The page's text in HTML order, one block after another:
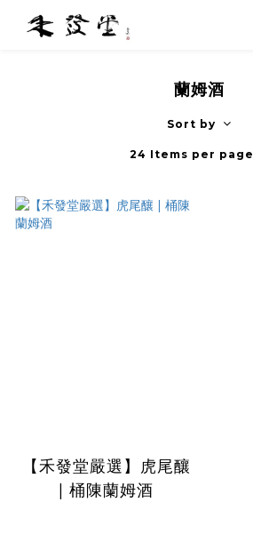
蘭姆酒
Sort by
24 Items per page
【禾發堂嚴選】虎尾釀
| 桶陳蘭姆酒